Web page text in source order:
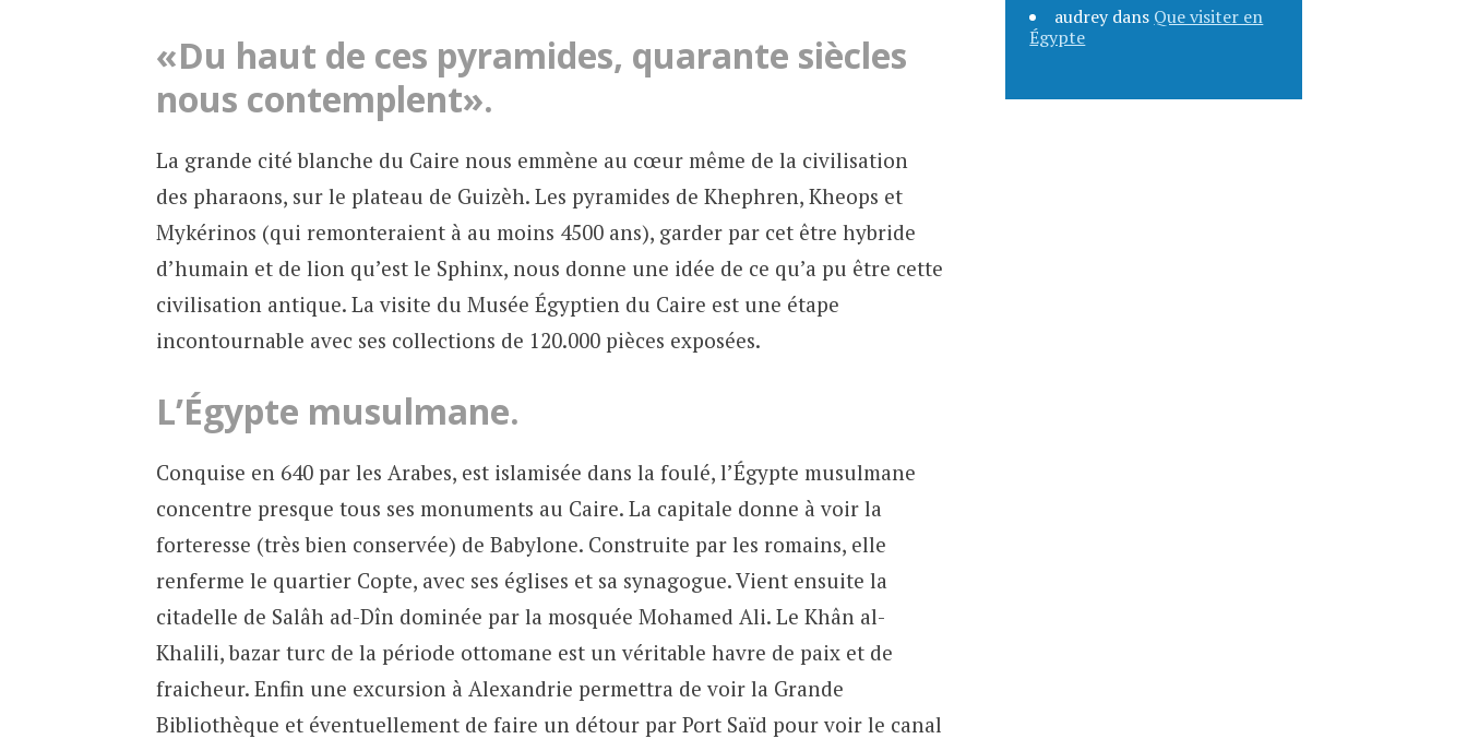
«Du haut de ces pyramides, quarante siècles
nous contemplent».
La grande cité blanche du Caire nous emmène au cœur même de la civilisation
des pharaons, sur le plateau de Guizèh. Les pyramides de Khephren, Kheops et
Mykérinos (qui remonteraient à au moins 4500 ans), garder par cet être hybride
d’humain et de lion qu’est le Sphinx, nous donne une idée de ce qu’a pu être cette
civilisation antique. La visite du Musée Égyptien du Caire est une étape
incontournable avec ses collections de 120.000 pièces exposées.
L’Égypte musulmane.
Conquise en 640 par les Arabes, est islamisée dans la foulé, l’Égypte musulmane
concentre presque tous ses monuments au Caire. La capitale donne à voir la
forteresse (très bien conservée) de Babylone. Construite par les romains, elle
renferme le quartier Copte, avec ses églises et sa synagogue. Vient ensuite la
citadelle de Salâh ad-Dîn dominée par la mosquée Mohamed Ali. Le Khân al-
Khalili, bazar turc de la période ottomane est un véritable havre de paix et de
fraicheur. Enfin une excursion à Alexandrie permettra de voir la Grande
Bibliothèque et éventuellement de faire un détour par Port Saïd pour voir le canal
audreydans Que visiter en
Égypte